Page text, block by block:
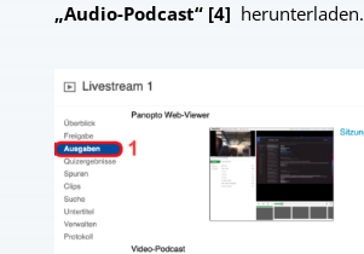
„Audio-Podcast“ [4] herunterladen.